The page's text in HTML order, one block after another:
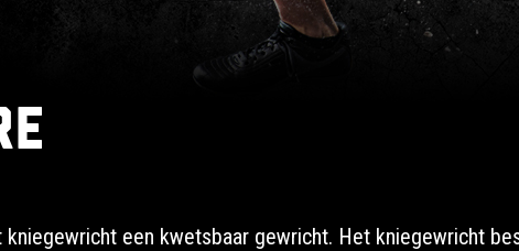
een kwetsbaar gewricht. Het kniegewricht